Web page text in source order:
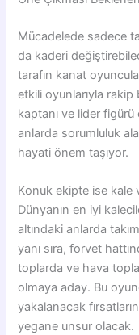
Mücadelede sadece
da kaderi
tarafın kanat
etkili oyunlarıyla rakip
kaptanı ve lider
anlarda sorumluluk
hayati önem taşıyor.
Konuk ekipte ise kale
Dünyanın en iyi
altındaki anlarda
yanı sıra, forvet
toplarda ve hava
olmaya aday. Bu
yakalanacak
yegane unsur olacak.